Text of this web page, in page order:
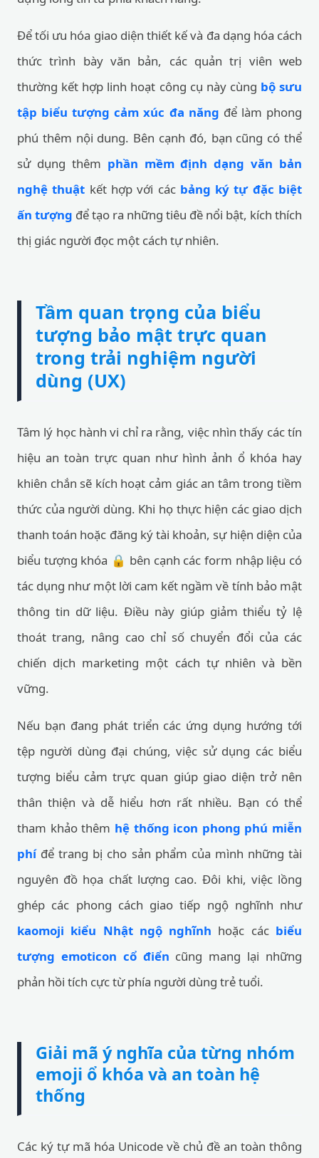
Để tối ưu hóa giao diện thiết kế và đa dạng hóa cách
thức trình bày văn bản, các quản trị viên web
thường kết hợp linh hoạt công cụ này cùng bộ sưu
tập biểu tượng cảm xúc đa năng để làm phong
phú thêm nội dung. Bên cạnh đó, bạn cũng có thể
sử dụng thêm phần mềm định dạng văn bản
nghệ thuật kết hợp với các bảng ký tự đặc biệt
ấn tượng để tạo ra những tiêu đề nổi bật, kích thích
thị giác người đọc một cách tự nhiên.
Tầm quan trọng của biểu
tượng bảo mật trực quan
trong trải nghiệm người
dùng (UX)
Tâm lý học hành vi chỉ ra rằng, việc nhìn thấy các tín
hiệu an toàn trực quan như hình ảnh ổ khóa hay
khiên chắn sẽ kích hoạt cảm giác an tâm trong tiềm
thức của người dùng. Khi họ thực hiện các giao dịch
thanh toán hoặc đăng ký tài khoản, sự hiện diện của
biểu tượng khóa 🔒 bên cạnh các form nhập liệu có
tác dụng như một lời cam kết ngầm về tính bảo mật
thông tin dữ liệu. Điều này giúp giảm thiểu tỷ lệ
thoát trang, nâng cao chỉ số chuyển đổi của các
chiến dịch marketing một cách tự nhiên và bền
vững.
Nếu bạn đang phát triển các ứng dụng hướng tới
tệp người dùng đại chúng, việc sử dụng các biểu
tượng biểu cảm trực quan giúp giao diện trở nên
thân thiện và dễ hiểu hơn rất nhiều. Bạn có thể
tham khảo thêm hệ thống icon phong phú miễn
phíđể trang bị cho sản phẩm của mình những tài
nguyên đồ họa chất lượng cao. Đôi khi, việc lồng
ghép các phong cách giao tiếp ngộ nghĩnh như
kaomoji kiểu Nhật ngộ nghĩnh hoặc các biểu
tượng emoticon cổ điển cũng mang lại những
phản hồi tích cực từ phía người dùng trẻ tuổi.
Giải mã ý nghĩa của từng nhóm
emoji ổ khóa và an toàn hệ
thống
Các ký tự mã hóa Unicode về chủ đề an toàn thông